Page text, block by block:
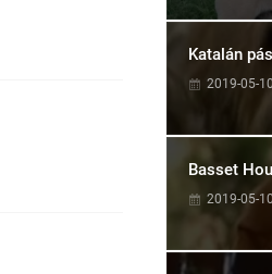
Katalán
2019-05-10
Basset
2019-05-10